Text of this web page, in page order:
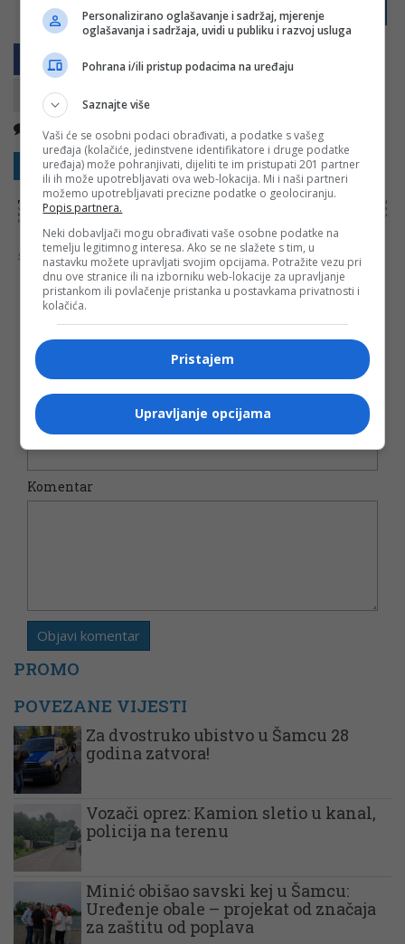
PRIJAVI GREŠKU
Kopirati
Nema komentara
Sakrij sve komentare Prikaži komentare
NAPOMENA:
Komentari odražavaju stavove njihovih autora, a ne nužno i stavove internet portala Banjaluka.com. Molimo korisnike da se suzdrže od
vrijeđanja, psovanja i vulgarnog izražavanja. Portal Banjaluka.com zadržava pravo da obriše komentar bez najave i objašnjenja. Zbog velikog broja
komentara Banjaluka.com nije dužan obrisati sve komentare koji krše pravila. Kao čitalac takođe prihvatate mogućnost da među komentarima mogu
biti pronađeni sadržaji koji mogu biti u suprotnosti sa vašim vjerskim, moralnim i drugim načelima i uvjerenjima.
Šta mislite o ovoj temi?
Vaša e-mail adresa neće biti objavljena. Sva polja su
obavezna!
Ime*
Email*
Komentar
PROMO
POVEZANE VIJESTI
Za dvostruko ubistvo u Šamcu 28
godina zatvora!
Vozači oprez: Kamion sletio u kanal,
policija na terenu
Minić obišao savski kej u Šamcu:
Uređenje obale – projekat od značaja
za zaštitu od poplava
Personalizirano oglašavanje i sadržaj, mjerenje
oglašavanja i sadržaja, uvidi u publiku i razvoj usluga
Pohrana i/ili pristup podacima na uređaju
Saznajte više
Vaši će se osobni podaci obrađivati, a podatke s vašeg
uređaja (kolačiće, jedinstvene identifikatore i druge podatke
uređaja) može pohranjivati, dijeliti te im pristupati 201 partner
ili ih može upotrebljavati ova web-lokacija. Mi i naši partneri
možemo upotrebljavati precizne podatke o geolociranju.
Popis partnera.
Neki dobavljači mogu obrađivati vaše osobne podatke na
temelju legitimnog interesa. Ako se ne slažete s tim, u
nastavku možete upravljati svojim opcijama. Potražite vezu pri
dnu ove stranice ili na izborniku web-lokacije za upravljanje
pristankom ili povlačenje pristanka u postavkama privatnosti i
kolačića.
Pristajem
Upravljanje opcijama